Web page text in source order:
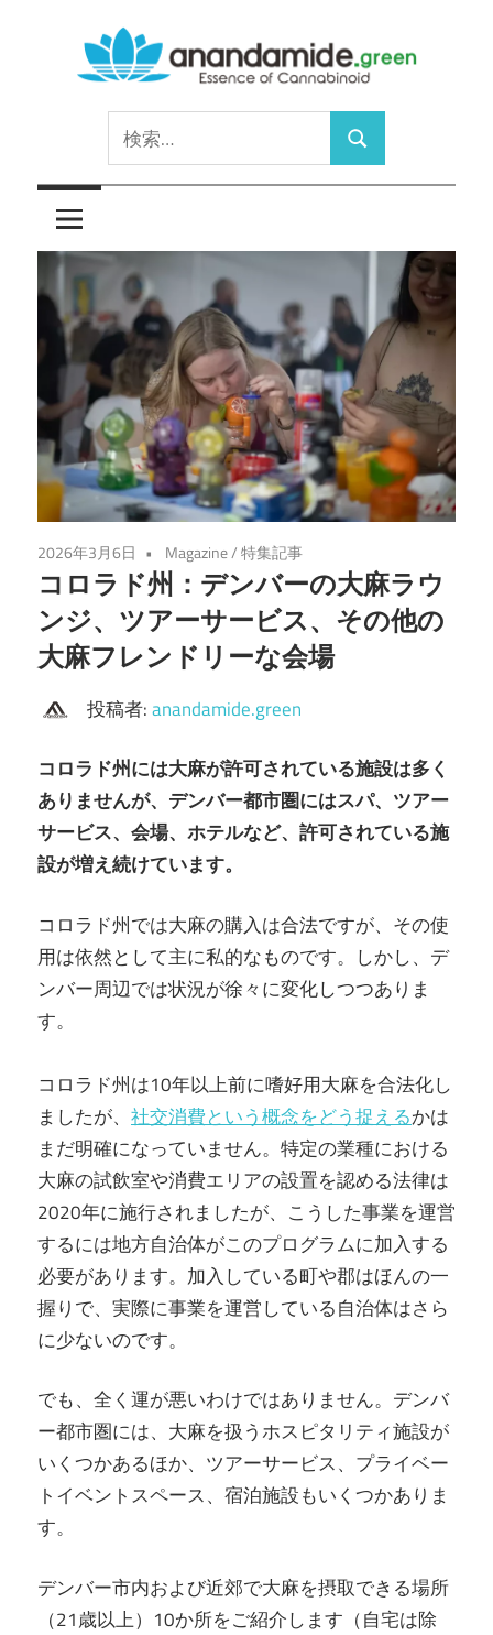
プ
anandamide.green
Cannabinoid
索:
検
索
2026年3月6日 Magazine/特集記事
コロラド州：デンバーの大麻ラウ
ンジ、ツアーサービス、その他の
大麻フレンドリーな会場
投稿者:anandamide.green
コロラド州には大麻が許可されている施設は多く
ありませんが、デンバー都市圏にはスパ、ツアー
サービス、会場、ホテルなど、許可されている施
設が増え続けています。
コロラド州では大麻の購入は合法ですが、その使
用は依然として主に私的なものです。しかし、デ
ンバー周辺では状況が徐々に変化しつつありま
す。
コロラド州は10年以上前に嗜好用大麻を合法化し
ましたが、 社交消費という概念をどう捉えるかは
まだ明確になっていません。特定の業種における
大麻の試飲室や消費エリアの設置を認める法律は
2020年に施行されましたが、こうした事業を運営
するには地方自治体がこのプログラムに加入する
必要があります。加入している町や郡はほんの一
握りで、実際に事業を運営している自治体はさら
に少ないのです。
でも、全く運が悪いわけではありません。デンバ
ー都市圏には、大麻を扱うホスピタリティ施設が
いくつかあるほか、ツアーサービス、プライベー
トイベントスペース、宿泊施設もいくつかありま
す。
デンバー市内および近郊で大麻を摂取できる場所
（21歳以上）10か所をご紹介します（自宅は除